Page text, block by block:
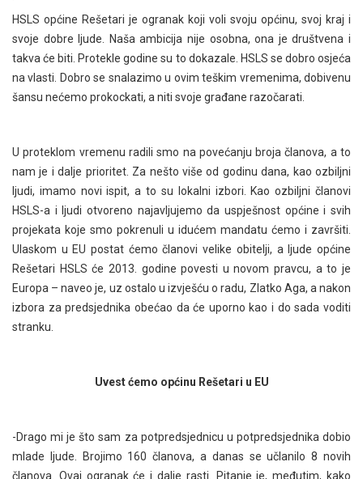
HSLS općine Rešetari je ogranak koji voli svoju općinu, svoj kraj i
svoje dobre ljude. Naša ambicija nije osobna, ona je društvena i
takva će biti. Protekle godine su to dokazale. HSLS se dobro osjeća
na vlasti. Dobro se snalazimo u ovim teškim vremenima, dobivenu
šansu nećemo prokockati, a niti svoje građane razočarati.
U proteklom vremenu radili smo na povećanju broja članova, a to
nam je i dalje prioritet. Za nešto više od godinu dana, kao ozbiljni
ljudi, imamo novi ispit, a to su lokalni izbori. Kao ozbiljni članovi
HSLS-a i ljudi otvoreno najavljujemo da uspješnost općine i svih
projekata koje smo pokrenuli u idućem mandatu ćemo i završiti.
Ulaskom u EU postat ćemo članovi velike obitelji, a ljude općine
Rešetari HSLS će 2013. godine povesti u novom pravcu, a to je
Europa – naveo je, uz ostalo u izvješću o radu, Zlatko Aga, a nakon
izbora za predsjednika obećao da će uporno kao i do sada voditi
stranku.
Uvest ćemo općinu Rešetari u EU
-Drago mi je što sam za potpredsjednicu u potpredsjednika dobio
mlade ljude. Brojimo 160 članova, a danas se učlanilo 8 novih
članova. Ovaj ogranak će i dalje rasti. Pitanje je, međutim, kako